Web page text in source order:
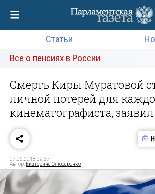
Статьи
Все о пенсиях в России
Смерть Киры Муратовой
личной потерей для
кинематографиста,
07.06.2018 09:37
Автор: Екатерина Слюсаренко